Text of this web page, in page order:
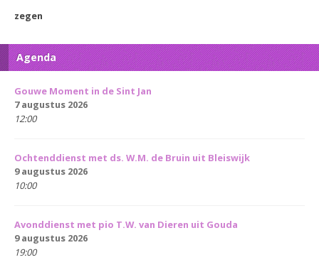
zegen
Agenda
Gouwe Moment in de Sint Jan
7 augustus 2026
12:00
Ochtenddienst met ds. W.M. de Bruin uit Bleiswijk
9 augustus 2026
10:00
Avonddienst met pio T.W. van Dieren uit Gouda
9 augustus 2026
19:00